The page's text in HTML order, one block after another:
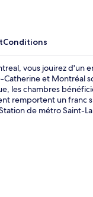
Conditions
vous jouirez d'un
et Montréal
les chambres
remportent un franc
de métro Saint-